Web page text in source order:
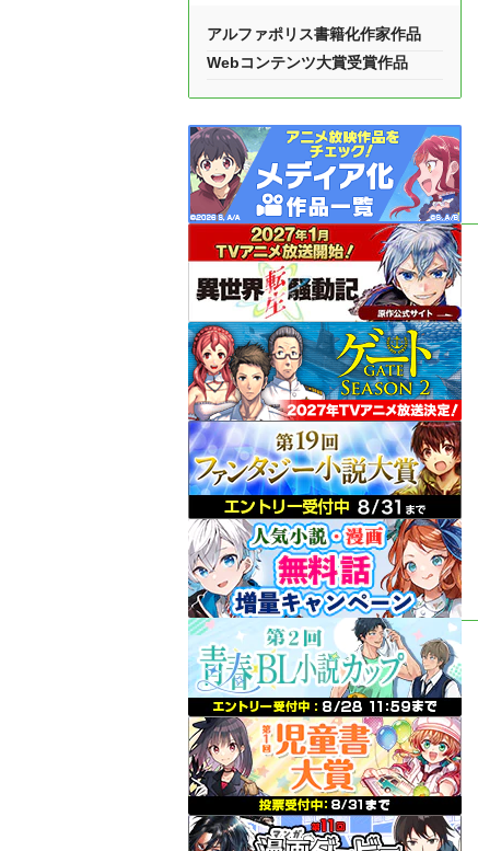
アルファポリス書籍化作家作品
Webコンテンツ大賞受賞作品